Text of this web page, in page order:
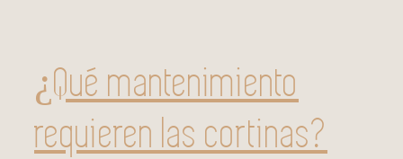
¿Qué mantenimiento
requieren las cortinas?